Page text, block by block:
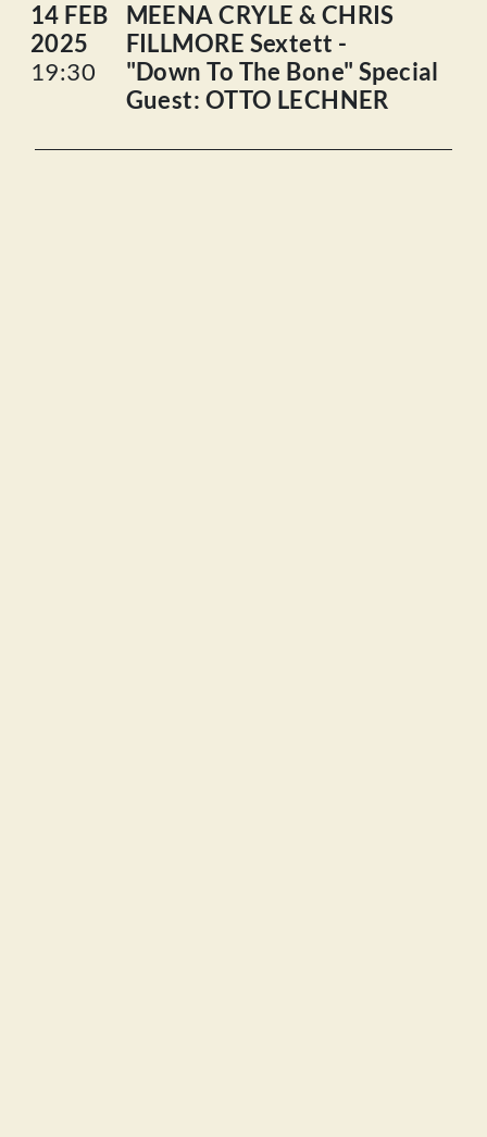
14 FEB
2025
19:30
MEENA CRYLE & CHRIS
FILLMORE Sextett -
"Down To The Bone" Special
Guest: OTTO LECHNER